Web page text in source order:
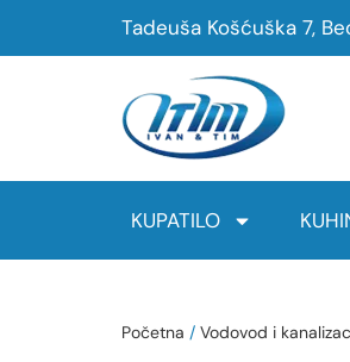
Tadeuša Košćuška 7,
KUPATILO
Početna / Vodovod i